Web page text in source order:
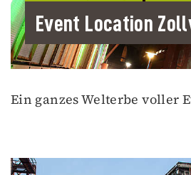
Event Location
Ein ganzes Welterbe voller